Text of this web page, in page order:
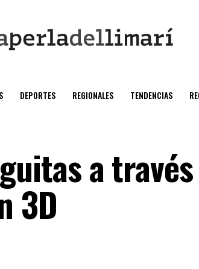
DEPORTES REGIONALES TENDENCIAS
a
3D